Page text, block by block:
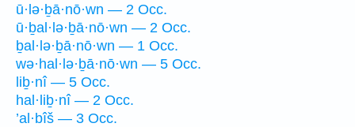
ū·lə·ḇā·nō·wn — 2 Occ.
ū·ḇal·lə·ḇā·nō·wn — 2 Occ.
ḇal·lə·ḇā·nō·wn — 1 Occ.
wə·hal·lə·ḇā·nō·wn — 5 Occ.
liḇ·nî — 5 Occ.
hal·liḇ·nî — 2 Occ.
’al·bîš — 3 Occ.